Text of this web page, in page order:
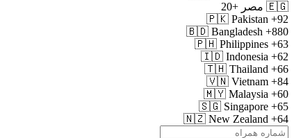
🇪🇬 مصر +20
🇵🇰 Pakistan +92
🇧🇩 Bangladesh +880
🇵🇭 Philippines +63
🇮🇩 Indonesia +62
🇹🇭 Thailand +66
🇻🇳 Vietnam +84
🇲🇾 Malaysia +60
🇸🇬 Singapore +65
🇳🇿 New Zealand +64